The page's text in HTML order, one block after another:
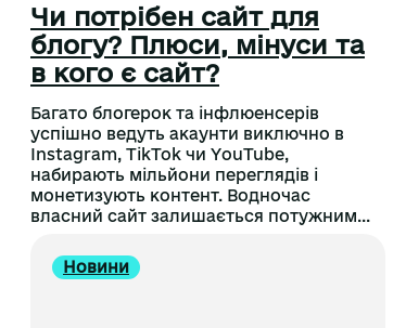
Чи потрібен сайт для
блогу? Плюси, мінуси та
в кого є сайт?
Багато блогерок та інфлюенсерів
успішно ведуть акаунти виключно в
Instagram, TikTok чи YouTube,
набирають мільйони переглядів і
монетизують контент. Водночас
власний сайт залишається потужним...
Новини